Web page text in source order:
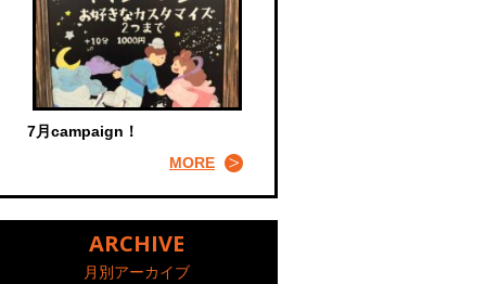
7月campaign！
MORE
ARCHIVE
月別アーカイブ